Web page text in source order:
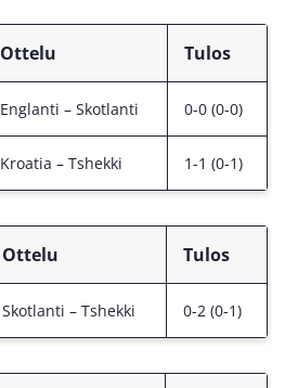
Ottelu Tulos
Englanti – Skotlanti 0-0 (0-0)
Kroatia – Tshekki 1-1 (0-1)
Ottelu Tulos
Skotlanti – Tshekki 0-2 (0-1)